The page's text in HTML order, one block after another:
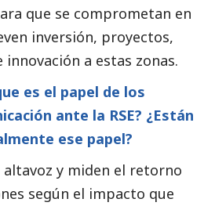
que se comprometan en
inversión, proyectos,
a estas zonas.
es el papel de los
ante la RSE? ¿Están
ese papel?
altavoz y miden el retorno
según el impacto que